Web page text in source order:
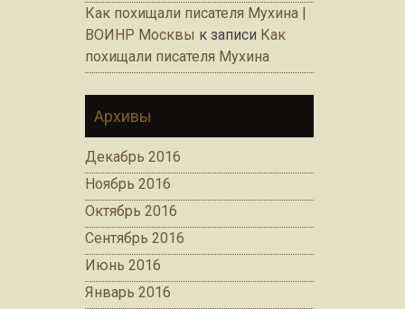
Как похищали писателя Мухина |
ВОИНР Москвы к записи Как
похищали писателя Мухина
Архивы
Декабрь 2016
Ноябрь 2016
Октябрь 2016
Сентябрь 2016
Июнь 2016
Январь 2016